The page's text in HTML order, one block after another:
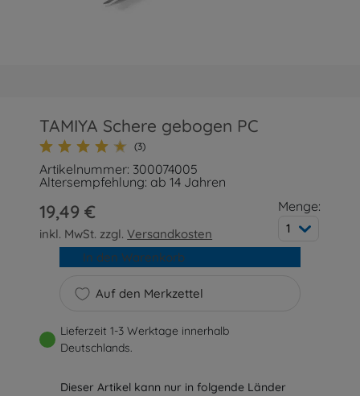
TAMIYA Schere gebogen PC
(3)
Artikelnummer: 300074005
Altersempfehlung: ab 14 Jahren
19,49 €
inkl. MwSt. zzgl.Versandkosten
Menge:
1
Auf den Merkzettel
In den Warenkorb
Lieferzeit 1-3 Werktage innerhalb
Deutschlands.
Dieser Artikel kann nur in folgende Länder